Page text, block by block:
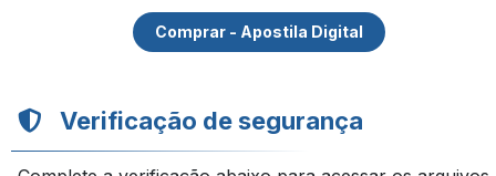
Comprar - Apostila Digital
Verificação de segurança